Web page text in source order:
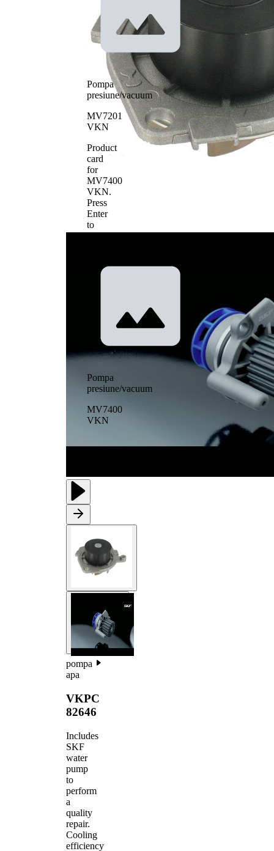
pompa
apa
VKPC
82646
Includes
SKF
water
pump
to
perform
a
quality
repair.
Cooling
efficiency
roata pale -
pompa apa
plastic
Pompa
presiune/vacuum
MV7201
VKN
Product
card
for
MV7400
VKN.
Press
Enter
to
view
Pompa
presiune/vacuum
MV7400
VKN